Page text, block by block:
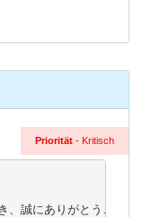
Priorität - Kritisch
、誠にありがとうござい